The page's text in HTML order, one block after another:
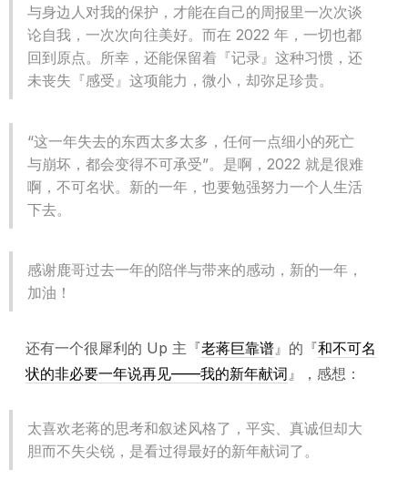
与身边人对我的保护，才能在自己的周报里一次次谈
论自我，一次次向往美好。而在 2022 年，一切也都
回到原点。所幸，还能保留着『记录』这种习惯，还
未丧失『感受』这项能力，微小，却弥足珍贵。
“这一年失去的东西太多太多，任何一点细小的死亡
与崩坏，都会变得不可承受”。是啊，2022 就是很难
啊，不可名状。新的一年，也要勉强努力一个人生活
下去。
感谢鹿哥过去一年的陪伴与带来的感动，新的一年，
加油！
还有一个很犀利的 Up 主『老蒋巨靠谱』的『和不可名
状的非必要一年说再见——我的新年献词』，感想：
太喜欢老蒋的思考和叙述风格了，平实、真诚但却大
胆而不失尖锐，是看过得最好的新年献词了。